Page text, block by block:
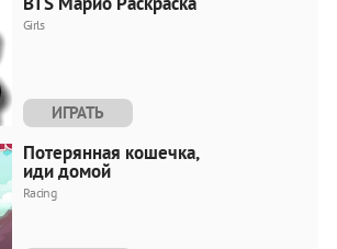
Girls
ИГРАТЬ
Потерянная кошечка,
иди домой
Racing